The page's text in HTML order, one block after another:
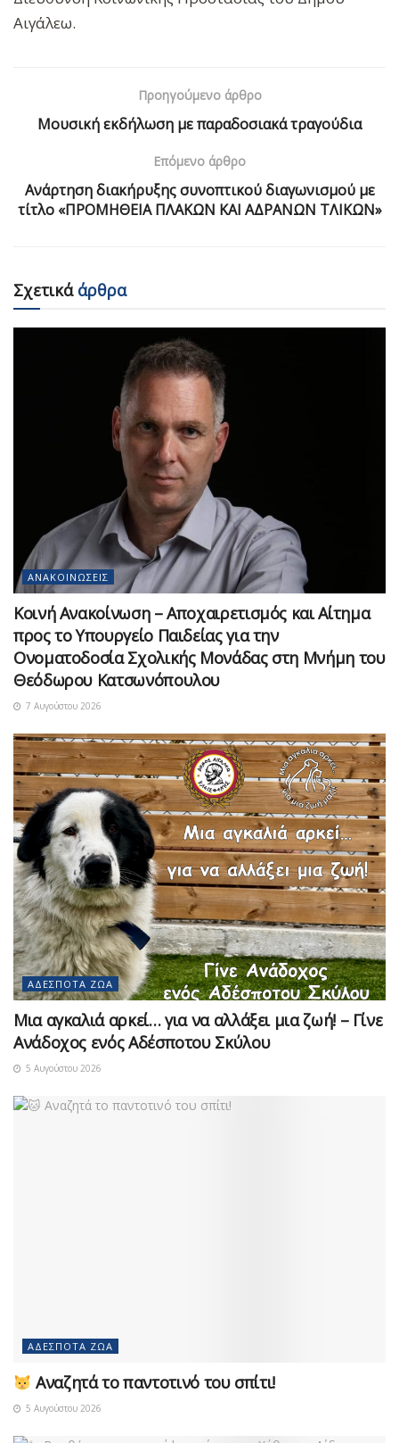
Αιγάλεω.
Προηγούμενο άρθρο
Μουσική εκδήλωση με παραδοσιακά τραγούδια
Επόμενο άρθρο
Ανάρτηση διακήρυξης συνοπτικού διαγωνισμού με
τίτλο «ΠΡΟΜΗΘΕΙΑ ΠΛΑΚΩΝ ΚΑΙ ΑΔΡΑΝΩΝ ΤΛΙΚΩΝ»
Σχετικάάρθρα
ΑΝΑΚΟΙΝΏΣΕΙΣ
Κοινή Ανακοίνωση – Αποχαιρετισμός και Αίτημα
προς το Υπουργείο Παιδείας για την
Ονοματοδοσία Σχολικής Μονάδας στη Μνήμη του
Θεόδωρου Κατσωνόπουλου
7 Αυγούστου 2026
ΑΔΈΣΠΟΤΑ ΖΏΑ
Μια αγκαλιά αρκεί… για να αλλάξει μια ζωή! – Γίνε
Ανάδοχος ενός Αδέσποτου Σκύλου
5 Αυγούστου 2026
ΑΔΈΣΠΟΤΑ ΖΏΑ
Αναζητά το παντοτινό του σπίτι!
5 Αυγούστου 2026